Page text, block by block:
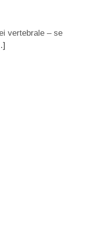
vertebrale – se